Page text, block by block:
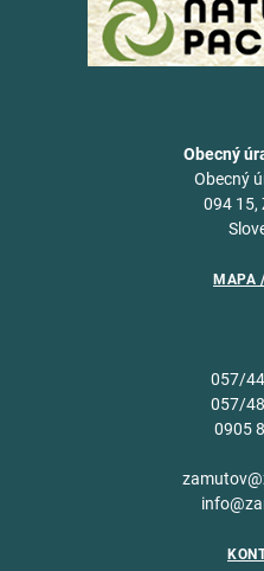
Obecný
Obecný
094 15,
MAPA
057/
057/
0905